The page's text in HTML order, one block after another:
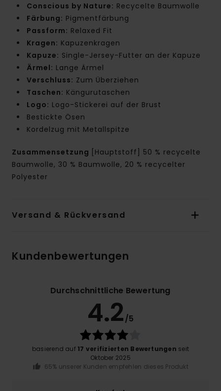
Conscious by Nature: Recycelte Baumwolle
Färbung: Pigmentfärbung
Passform: Relaxed Fit
Kragen: Kapuzenkragen
Kapuze: Single-Jersey-Futter an der Kapuze
Ärmel: Lange Ärmel
Verschluss: Zum Überziehen
Taschen: Kängurutaschen
Logo: Logo-Stickerei auf der Brust
Bestickte Ösen
Kordelzug mit Metallspitze
Zusammensetzung [Hauptstoff] 50 % recycelte
Baumwolle, 30 % Baumwolle, 20 % recycelter
Polyester
Versand & Rückversand
Kundenbewertungen
Durchschnittliche Bewertung
4.2/5
basierend auf 17 verifizierten Bewertungen seit
Oktober 2025
65% unserer Kunden empfehlen dieses Produkt